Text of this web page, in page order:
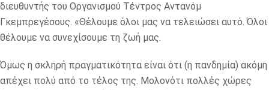
διευθυντής του Οργανισμού Τέντρος Αντανόμ
Γκεμπρεγέσους. «Θέλουμε όλοι μας να τελειώσει αυτό. Όλοι
θέλουμε να συνεχίσουμε τη ζωή μας.
Όμως η σκληρή πραγματικότητα είναι ότι (η πανδημία) ακόμη
απέχει πολύ από το τέλος της. Μολονότι πολλές χώρες